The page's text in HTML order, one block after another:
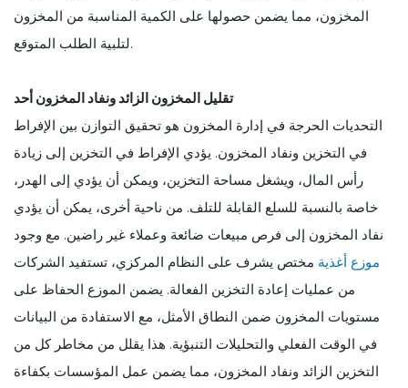
المخزون، مما يضمن حصولها على الكمية المناسبة من المخزون
لتلبية الطلب المتوقع.
تقليل المخزون الزائد ونفاد المخزون أحد
التحديات الحرجة في إدارة المخزون هو تحقيق التوازن بين الإفراط
في التخزين ونفاد المخزون. يؤدي الإفراط في التخزين إلى زيادة
رأس المال، ويشغل مساحة التخزين، ويمكن أن يؤدي إلى الهدر،
خاصة بالنسبة للسلع القابلة للتلف. من ناحية أخرى، يمكن أن يؤدي
نفاد المخزون إلى فرص مبيعات ضائعة وعملاء غير راضين. مع وجود
موزع أغذية مختص يشرف على النظام المركزي، تستفيد الشركات
من عمليات إعادة التخزين الفعالة. يضمن الموزع الحفاظ على
مستويات المخزون ضمن النطاق الأمثل، مع الاستفادة من البيانات
في الوقت الفعلي والتحليلات التنبؤية. هذا يقلل من مخاطر كل من
التخزين الزائد ونفاد المخزون، مما يضمن عمل المؤسسات بكفاءة